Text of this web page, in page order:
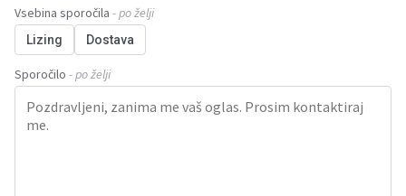
Vsebina sporočila - po želji
Lizing Dostava
Sporočilo - po želji